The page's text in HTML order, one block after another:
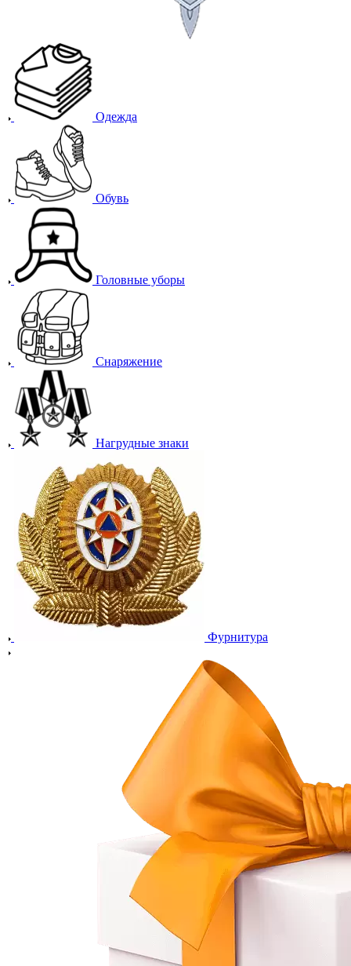
Одежда
Обувь
Головные уборы
Снаряжение
Нагрудные знаки
Фурнитура